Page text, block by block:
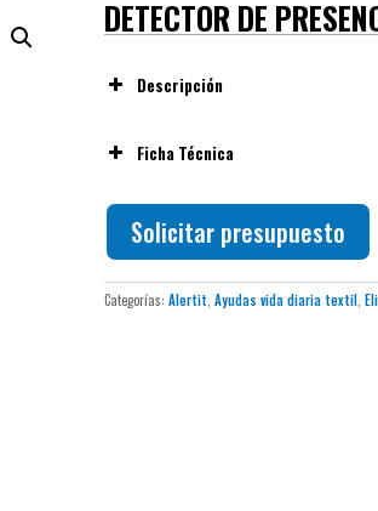
DETECTOR DE
Descripción
Ficha Técnica
Solicitar presupuesto
Categorías: Alertit Ayudas vida diaria textil,